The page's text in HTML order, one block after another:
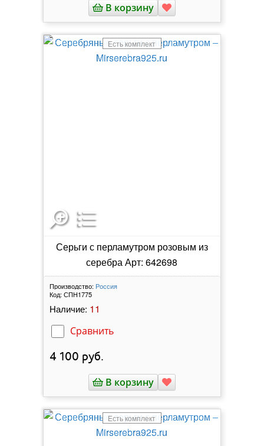
В корзину
Есть комплект
Серьги с перламутром розовым из
серебра Арт: 642698
Производство: Россия
Код: СПН1775
Наличие: 11
Сравнить
4 100 руб.
В корзину
Есть комплект